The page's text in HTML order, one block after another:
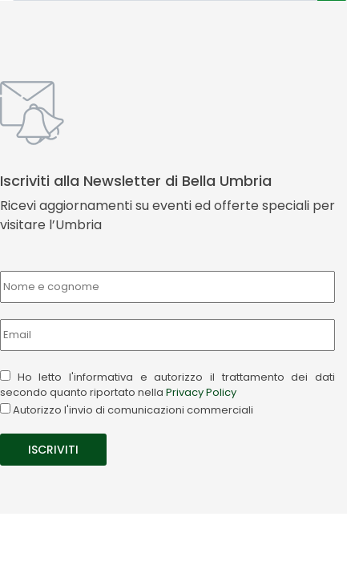
Iscriviti alla Newsletter di Bella Umbria
Ricevi aggiornamenti su eventi ed offerte speciali per
visitare l’Umbria
Ho letto l'informativa e autorizzo il trattamento dei dati
secondo quanto riportato nella Privacy Policy
Autorizzo l'invio di comunicazioni commerciali